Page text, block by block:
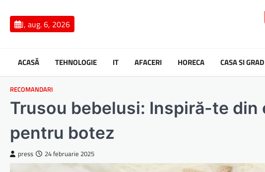
contentJ, aug. 6, 2026
ACASĂ TEHNOLOGIE IT AFACERI HORECA CASA SI
RECOMANDARI
Trusou bebelusi: Inspiră-te din
pentru botez
press 24 februarie 2025